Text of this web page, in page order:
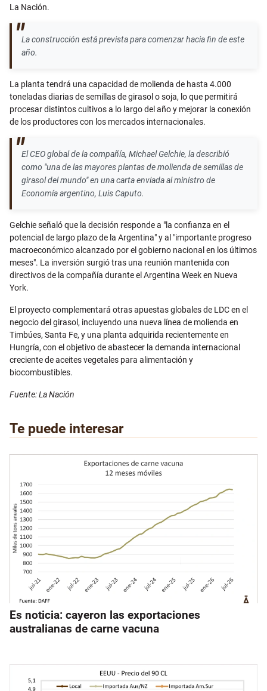
La Nación.
La construcción está prevista para comenzar hacia fin de este
año.
La planta tendrá una capacidad de molienda de hasta 4.000
toneladas diarias de semillas de girasol o soja, lo que permitirá
procesar distintos cultivos a lo largo del año y mejorar la conexión
de los productores con los mercados internacionales.
El CEO global de la compañía, Michael Gelchie, la describió
como "una de las mayores plantas de molienda de semillas de
girasol del mundo" en una carta enviada al ministro de
Economía argentino, Luis Caputo.
Gelchie señaló que la decisión responde a "la confianza en el
potencial de largo plazo de la Argentina" y al "importante progreso
macroeconómico alcanzado por el gobierno nacional en los últimos
meses". La inversión surgió tras una reunión mantenida con
directivos de la compañía durante el Argentina Week en Nueva
York.
El proyecto complementará otras apuestas globales de LDC en el
negocio del girasol, incluyendo una nueva línea de molienda en
Timbúes, Santa Fe, y una planta adquirida recientemente en
Hungría, con el objetivo de abastecer la demanda internacional
creciente de aceites vegetales para alimentación y
biocombustibles.
Fuente: La Nación
Te puede interesar
Es noticia: cayeron las exportaciones
australianas de carne vacuna